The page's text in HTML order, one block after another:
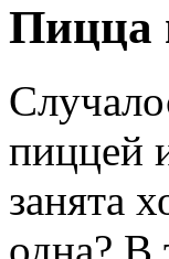
Пицца
пиццей
занята